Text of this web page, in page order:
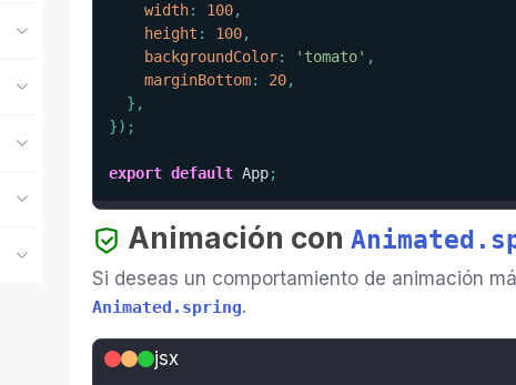
width: 100,
height : 100,
backgroundColor: 'tomato' ,
marginBottom: 20,
} ,
}) ;
export default App;
Animación con
Si deseas un comportamiento de animación
Animated.spring.
jsx